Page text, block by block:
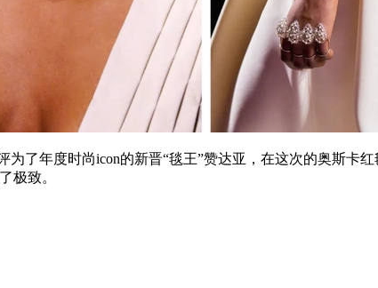
年度时尚icon的新晋“毯王”赞达亚，在这次的奥斯卡红
极致。